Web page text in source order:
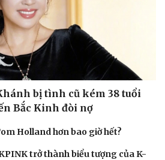
bị tình cũ kém 38 tuổi
Bắc Kinh đòi nợ
Holland hơn bao giờ hết?
trở thành biểu tượng của K-